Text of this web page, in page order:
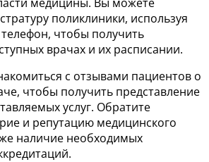
поликлиники, используя
чтобы получить
врачах и их расписании.
с отзывами пациентов о
чтобы получить представление
услуг. Обратите
и репутацию медицинского
наличие необходимых